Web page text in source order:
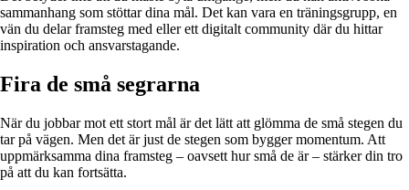
sammanhang som stöttar dina mål. Det kan vara en träningsgrupp, en
vän du delar framsteg med eller ett digitalt community där du hittar
inspiration och ansvarstagande.
Fira de små segrarna
När du jobbar mot ett stort mål är det lätt att glömma de små stegen du
tar på vägen. Men det är just de stegen som bygger momentum. Att
uppmärksamma dina framsteg – oavsett hur små de är – stärker din tro
på att du kan fortsätta.